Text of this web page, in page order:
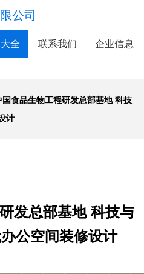
公司
全 联系我们 企业信息
国食品生物工程研发总部基地 科技
计
发总部基地 科技与
公空间装修设计